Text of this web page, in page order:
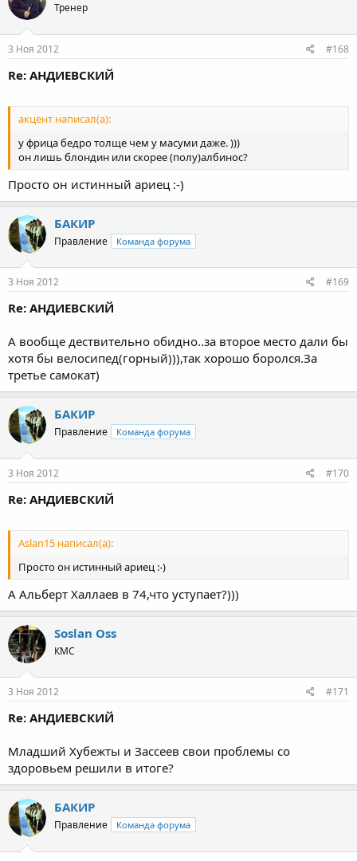
Тренер
3 Ноя 2012 #168
Re: АНДИЕВСКИЙ
акцент написал(а):
у фрица бедро толще чем у масуми даже. )))
он лишь блондин или скорее (полу)албинос?
Просто он истинный ариец :-)
БАКИР
Правление Команда форума
3 Ноя 2012 #169
Re: АНДИЕВСКИЙ
А вообще дествительно обидно..за второе место дали бы
хотя бы велосипед(горный))),так хорошо боролся.За
третье самокат)
БАКИР
Правление Команда форума
3 Ноя 2012 #170
Re: АНДИЕВСКИЙ
Aslan15 написал(а):
Просто он истинный ариец :-)
А Альберт Халлаев в 74,что уступает?)))
Soslan Oss
КМС
3 Ноя 2012 #171
Re: АНДИЕВСКИЙ
Младший Хубежты и Зассеев свои проблемы со
здоровьем решили в итоге?
БАКИР
Правление Команда форума